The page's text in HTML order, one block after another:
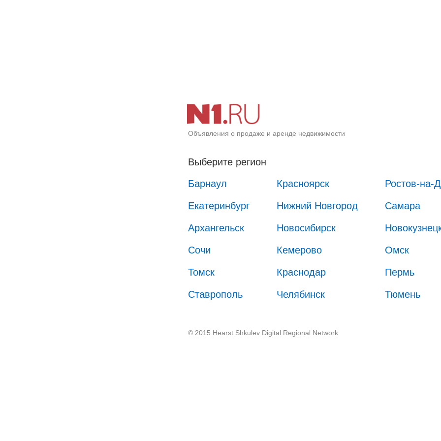
Объявления о продаже и аренде недвижимости
Выберите регион
Барнаул
Красноярск Ростов-на-
Екатеринбург Нижний Новгород Самара
Архангельск Новосибирск
Сочи Кемерово Омск
Томск Краснодар Пермь
Ставрополь Челябинск Тюмень
© 2015 Hearst Shkulev Digital Regional Network